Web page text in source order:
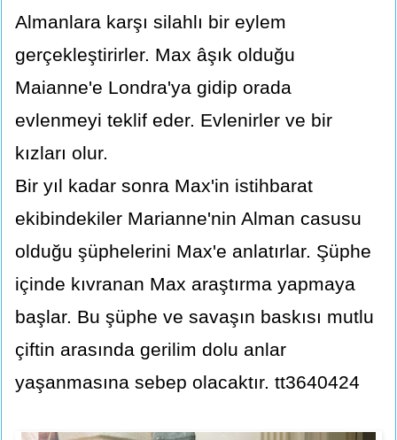
Almanlara karşı silahlı bir eylem
gerçekleştirirler. Max âşık olduğu
Maianne'e Londra'ya gidip orada
evlenmeyi teklif eder. Evlenirler ve bir
kızları olur.
Bir yıl kadar sonra Max'in istihbarat
ekibindekiler Marianne'nin Alman casusu
olduğu şüphelerini Max'e anlatırlar. Şüphe
içinde kıvranan Max araştırma yapmaya
başlar. Bu şüphe ve savaşın baskısı mutlu
çiftin arasında gerilim dolu anlar
yaşanmasına sebep olacaktır. tt3640424